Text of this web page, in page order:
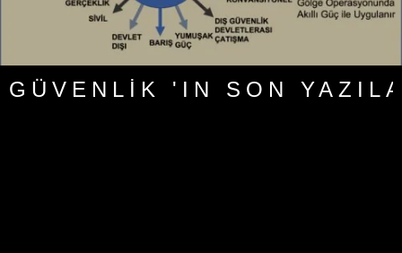
GÜVENLIK 'IN SON